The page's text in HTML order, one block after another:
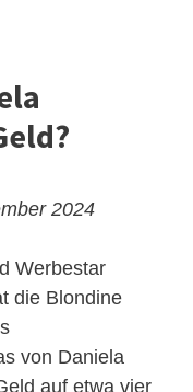
2024
Werbestar
die Blondine
von Daniela
auf etwa vier